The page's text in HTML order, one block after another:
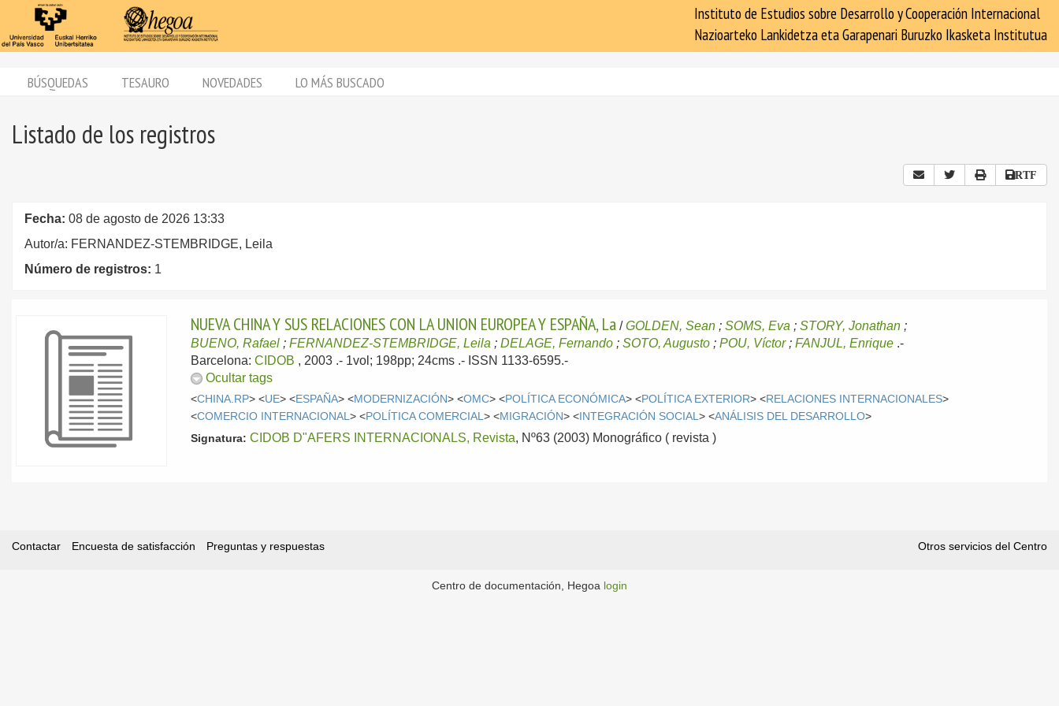
Instituto de Estudios sobre Desarrollo y Cooperación Internacional
Nazioarteko Lankidetza eta Garapenari Buruzko Ikasketa Institutua
BÚSQUEDAS TESAURO NOVEDADES LO MÁS BUSCADO
Listado de los registros
RTF
Fecha: 08 de agosto de 2026 13:33
Autor/a: FERNANDEZ-STEMBRIDGE, Leila
Número de registros: 1
NUEVA CHINA Y SUS RELACIONES CON LA UNION EUROPEA Y ESPAÑA, La /GOLDEN, Sean ;SOMS, Eva ;STORY, Jonathan ;
BUENO, Rafael ;FERNANDEZ-STEMBRIDGE, Leila ;DELAGE, Fernando ;SOTO, Augusto ;POU, Víctor;FANJUL, Enrique .-
Barcelona:CIDOB , 2003 .- 1vol; 198pp; 24cms .- ISSN 1133-6595.-
Ocultar tags
<CHINA.RP> <UE> <ESPAÑA> <MODERNIZACIÓN> <OMC> <POLÍTICA ECONÓMICA> <POLÍTICA EXTERIOR> <RELACIONES INTERNACIONALES>
<COMERCIO INTERNACIONAL> <POLÍTICA COMERCIAL> <MIGRACIÓN> <INTEGRACIÓN SOCIAL> <ANÁLISIS DEL DESARROLLO>
Signatura: CIDOB D"AFERS INTERNACIONALS, Revista, Nº63 (2003) Monográfico ( revista )
Contactar Encuesta de satisfacción Preguntas y respuestas Otros servicios del Centro
Centro de documentación, Hegoa login